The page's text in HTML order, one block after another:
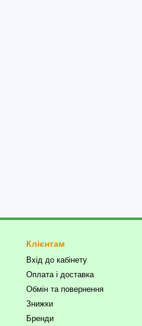
Клієнтам
Вхід до кабінету
Оплата і доставка
Обмін та повернення
Знижки
Бренди